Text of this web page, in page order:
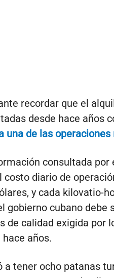
recordar que el
desde hace años
una de las
consultada por
costo diario de
y cada kilovatio-
gobierno cubano
de calidad exigida por
años.
a tener ocho patanas